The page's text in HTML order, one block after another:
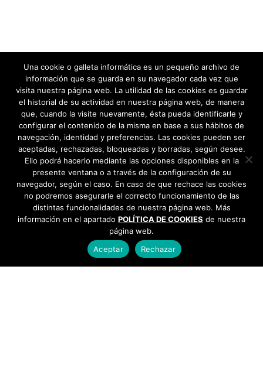
Una cookie o galleta informática es un pequeño archivo de
información que se guarda en su navegador cada vez que
visita nuestra página web. La utilidad de las cookies es guardar
el historial de su actividad en nuestra página web, de manera
que, cuando la visite nuevamente, ésta pueda identificarle y
configurar el contenido de la misma en base a sus hábitos de
navegación, identidad y preferencias. Las cookies pueden ser
aceptadas, rechazadas, bloqueadas y borradas, según desee.
Ello podrá hacerlo mediante las opciones disponibles en la
presente ventana o a través de la configuración de su
navegador, según el caso. En caso de que rechace las cookies
no podremos asegurarle el correcto funcionamiento de las
distintas funcionalidades de nuestra página web. Más
información en el apartado POLÍTICA DE COOKIES de nuestra
página web.
Aceptar
Rechazar